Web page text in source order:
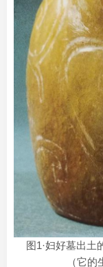
图1·妇好墓出
（它